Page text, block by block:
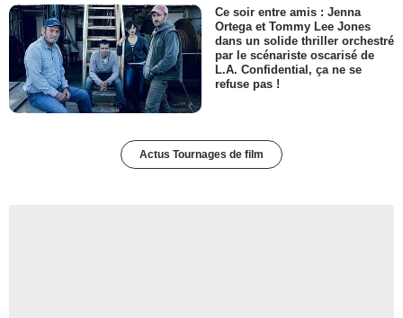
Ce soir entre amis : Jenna
Ortega et Tommy Lee Jones
dans un solide thriller orchestré
par le scénariste oscarisé de
L.A. Confidential, ça ne se
refuse pas !
Actus Tournages de film